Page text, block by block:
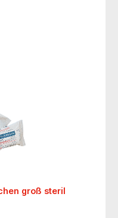
groß steril